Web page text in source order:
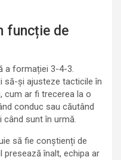
funcție de
a formației 3-4-3.
să-și ajusteze tacticile în
cum ar fi trecerea la o
conduc sau căutând
sunt în urmă.
să fie conștienți de
presează înalt, echipa ar